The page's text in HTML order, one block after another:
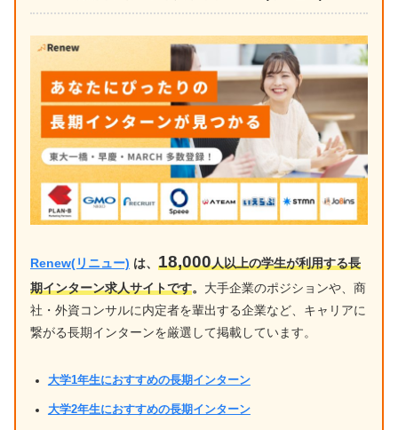
Renew(リニュー) は、 18,000人以上の学生が利用する長
期インターン求人サイトです。 大手企業のポジションや、商
社・外資コンサルに内定者を輩出する企業など、キャリアに
繋がる長期インターンを厳選して掲載しています。
大学1年生におすすめの長期インターン
大学2年生におすすめの長期インターン